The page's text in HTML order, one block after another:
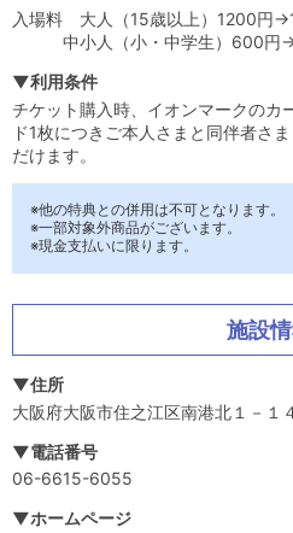
入場料 大人（15歳以上）1200円
中小人（小・中学生）600円
▼利用条件
チケット購入時、イオンマークのカ
ド1枚につきご本人さまと同伴者さ
だけます。
※他の特典との併用は不可となります。
※一部対象外商品がございます。
※現金支払いに限ります。
施設
▼住所
大阪府大阪市住之江区南港北１－
▼電話番号
06-6615-6055
▼ホームページ